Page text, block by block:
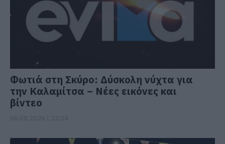
Φωτιά στη Σκύρο: Δύσκολη νύχτα για
την Καλαμίτσα – Νέες εικόνες και
βίντεο